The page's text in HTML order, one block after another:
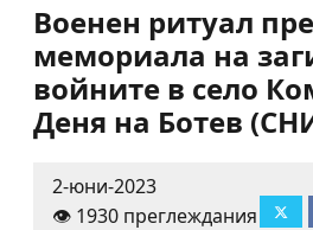
Военен ритуал
мемориала на
войните в село
Деня на Ботев
2-юни-2023
👁️ 1930 преглеждания